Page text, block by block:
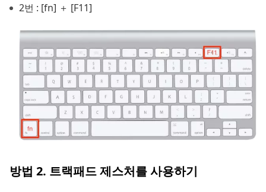
2번 : [fn] ＋ [F11]
방법 2. 트랙패드 제스처를 사용하기